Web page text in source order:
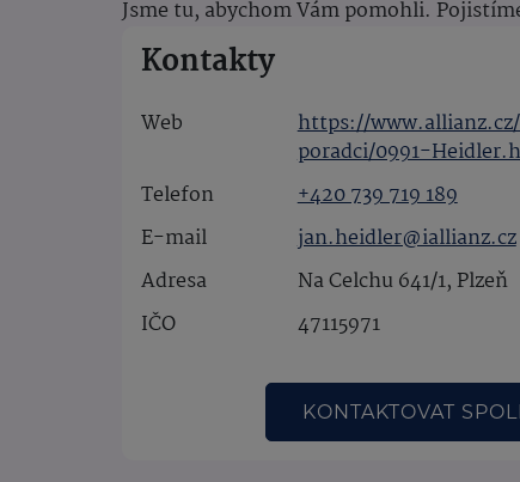
Jsme tu, abychom Vám pomohli.
Kontakty
Web
https://
poradci/0991-
Telefon
+420 739 719 189
E-mail
jan.heidler@iallianz.cz
Adresa
Na Celchu 641/1, Plzeň
IČO
47115971
KONTAKTOVAT